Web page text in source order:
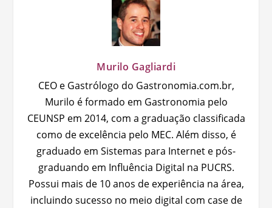
Murilo Gagliardi
CEO e Gastrólogo do Gastronomia.com.br,
Murilo é formado em Gastronomia pelo
CEUNSP em 2014, com a graduação classificada
como de excelência pelo MEC. Além disso, é
graduado em Sistemas para Internet e pós-
graduando em Influência Digital na PUCRS.
Possui mais de 10 anos de experiência na área,
incluindo sucesso no meio digital com case de